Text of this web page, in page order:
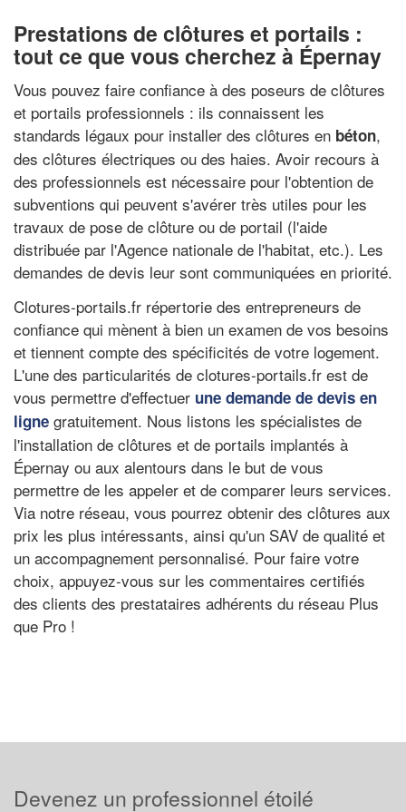
Prestations de clôtures et portails :
tout ce que vous cherchez à Épernay
Vous pouvez faire confiance à des poseurs de clôtures
et portails professionnels : ils connaissent les
standards légaux pour installer des clôtures en béton,
des clôtures électriques ou des haies. Avoir recours à
des professionnels est nécessaire pour l'obtention de
subventions qui peuvent s'avérer très utiles pour les
travaux de pose de clôture ou de portail (l'aide
distribuée par l'Agence nationale de l'habitat, etc.). Les
demandes de devis leur sont communiquées en priorité.
Clotures-portails.fr répertorie des entrepreneurs de
confiance qui mènent à bien un examen de vos besoins
et tiennent compte des spécificités de votre logement.
L'une des particularités de clotures-portails.fr est de
vous permettre d'effectuer une demande de devis en
ligne gratuitement. Nous listons les spécialistes de
l'installation de clôtures et de portails implantés à
Épernay ou aux alentours dans le but de vous
permettre de les appeler et de comparer leurs services.
Via notre réseau, vous pourrez obtenir des clôtures aux
prix les plus intéressants, ainsi qu'un SAV de qualité et
un accompagnement personnalisé. Pour faire votre
choix, appuyez-vous sur les commentaires certifiés
des clients des prestataires adhérents du réseau Plus
que Pro !
Devenez un professionnel étoilé